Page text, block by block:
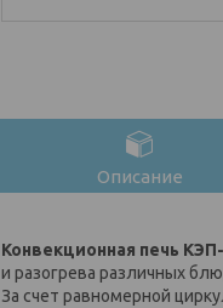
Описание
Конвекционная печь
и разогрева различных
За счет равномерной